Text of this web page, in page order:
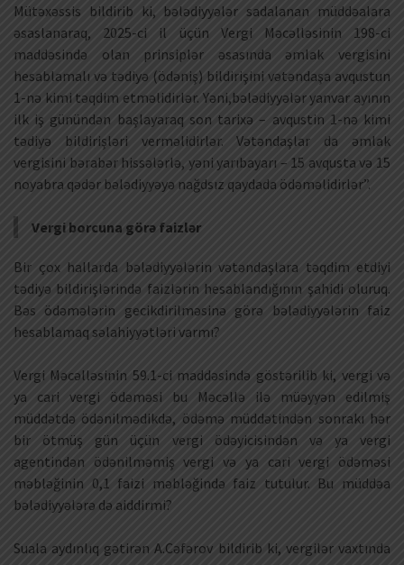
Mütəxəssis bildirib ki, bələdiyyələr sadalanan müddəalara
əsaslanaraq, 2025-ci il üçün Vergi Məcəlləsinin 198-ci
maddəsində olan prinsiplər əsasında əmlak vergisini
hesablamalı və tədiyə (ödəniş) bildirişini vətəndaşa avqustun
1-nə kimi təqdim etməlidirlər. Yəni,bələdiyyələr yanvar ayının
ilk iş günündən başlayaraq son tarixə – avqustin 1-nə kimi
tədiyə bildirişləri verməlidirlər. Vətəndaşlar da əmlak
vergisini bərabər hissələrlə, yəni yarıbayarı – 15 avqusta və 15
noyabra qədər bələdiyyəyə nağdsız qaydada ödəməlidirlər”.
Vergi borcuna görə faizlər
Bir çox hallarda bələdiyyələrin vətəndaşlara təqdim etdiyi
tədiyə bildirişlərində faizlərin hesablandığının şahidi oluruq.
Bəs ödəmələrin gecikdirilməsinə görə bələdiyyələrin faiz
hesablamaq səlahiyyətləri varmı?
Vergi Məcəlləsinin 59.1-ci maddəsində göstərilib ki, vergi və
ya cari vergi ödəməsi bu Məcəllə ilə müəyyən edilmiş
müddətdə ödənilmədikdə, ödəmə müddətindən sonrakı hər
bir ötmüş gün üçün vergi ödəyicisindən və ya vergi
agentindən ödənilməmiş vergi və ya cari vergi ödəməsi
məbləğinin 0,1 faizi məbləğində faiz tutulur. Bu müddəa
bələdiyyələrə də aiddirmi?
Suala aydınlıq gətirən A.Cəfərov bildirib ki, vergilər vaxtında